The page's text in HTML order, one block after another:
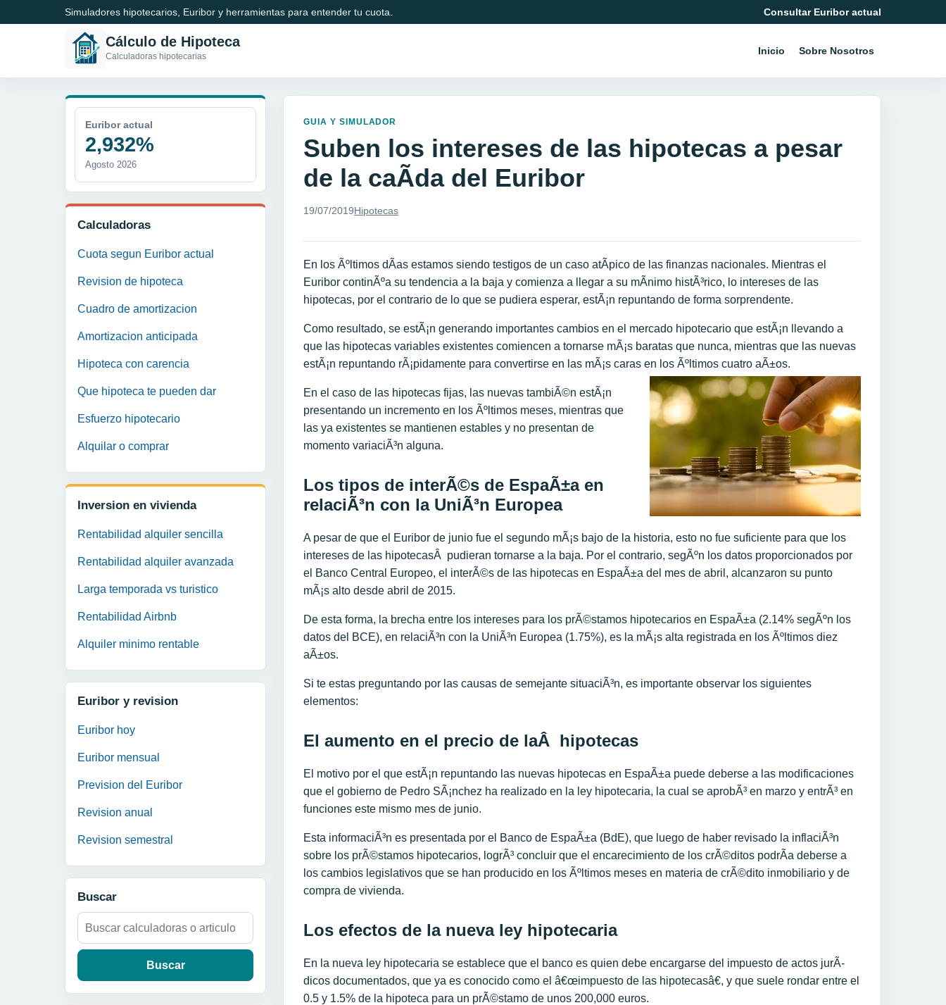
Simuladores hipotecarios, Euribor y herramientas para entender tu cuota. Consultar Euribor actual
Cálculo de Hipoteca
Calculadoras hipotecarias Inicio Sobre Nosotros
Euribor actual
2,932%
Agosto 2026
Calculadoras
Cuota segun Euribor actual
Revision de hipoteca
Cuadro de amortizacion
Amortizacion anticipada
Hipoteca con carencia
Que hipoteca te pueden dar
Esfuerzo hipotecario
Alquilar o comprar
Inversion en vivienda
Rentabilidad alquiler sencilla
Rentabilidad alquiler avanzada
Larga temporada vs turistico
Rentabilidad Airbnb
Alquiler minimo rentable
Euribor y revision
Euribor hoy
Euribor mensual
Prevision del Euribor
Revision anual
Revision semestral
Buscar
Buscar:
GUIA Y SIMULADOR
Suben los intereses de las hipotecas a pesar
de la caÃ­da del Euribor
19/07/2019Hipotecas
En los Ãºltimos dÃ­as estamos siendo testigos de un caso atÃ­pico de las finanzas nacionales. Mientras el
Euribor continÃºa su tendencia a la baja y comienza a llegar a su mÃ­nimo histÃ³rico, lo intereses de las
hipotecas, por el contrario de lo que se pudiera esperar, estÃ¡n repuntando de forma sorprendente.
Como resultado, se estÃ¡n generando importantes cambios en el mercado hipotecario que estÃ¡n llevando a
que las hipotecas variables existentes comiencen a tornarse mÃ¡s baratas que nunca, mientras que las nuevas
estÃ¡n repuntando rÃ¡pidamente para convertirse en las mÃ¡s caras en los Ãºltimos cuatro aÃ±os.
En el caso de las hipotecas fijas, las nuevas tambiÃ©n estÃ¡n
presentando un incremento en los Ãºltimos meses, mientras que
las ya existentes se mantienen estables y no presentan de
momento variaciÃ³n alguna.
Los tipos de interÃ©s de EspaÃ±a en
relaciÃ³n con la UniÃ³n Europea
A pesar de que el Euribor de junio fue el segundo mÃ¡s bajo de la historia, esto no fue suficiente para que los
intereses de las hipotecasÂ pudieran tornarse a la baja. Por el contrario, segÃºn los datos proporcionados por
el Banco Central Europeo, el interÃ©s de las hipotecas en EspaÃ±a del mes de abril, alcanzaron su punto
mÃ¡s alto desde abril de 2015.
De esta forma, la brecha entre los intereses para los prÃ©stamos hipotecarios en EspaÃ±a (2.14% segÃºn los
datos del BCE), en relaciÃ³n con la UniÃ³n Europea (1.75%), es la mÃ¡s alta registrada en los Ãºltimos diez
aÃ±os.
Si te estas preguntando por las causas de semejante situaciÃ³n, es importante observar los siguientes
elementos:
El aumento en el precio de laÂ hipotecas
El motivo por el que estÃ¡n repuntando las nuevas hipotecas en EspaÃ±a puede deberse a las modificaciones
que el gobierno de Pedro SÃ¡nchez ha realizado en la ley hipotecaria, la cual se aprobÃ³ en marzo y entrÃ³ en
funciones este mismo mes de junio.
Esta informaciÃ³n es presentada por el Banco de EspaÃ±a (BdE), que luego de haber revisado la inflaciÃ³n
sobre los prÃ©stamos hipotecarios, logrÃ³ concluir que el encarecimiento de los crÃ©ditos podrÃ­a deberse a
los cambios legislativos que se han producido en los Ãºltimos meses en materia de crÃ©dito inmobiliario y de
compra de vivienda.
Los efectos de la nueva ley hipotecaria
En la nueva ley hipotecaria se establece que el banco es quien debe encargarse del impuesto de actos jurÃ­
dicos documentados, que ya es conocido como el â€œimpuesto de las hipotecasâ€, y que suele rondar entre el
0.5 y 1.5% de la hipoteca para un prÃ©stamo de unos 200,000 euros.